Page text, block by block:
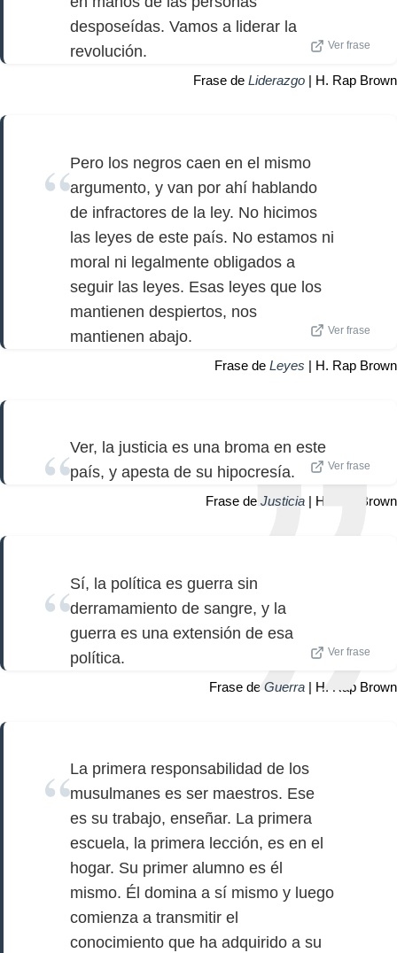
desposeídas. Vamos a liderar la
revolución.
Ver frase
Frase de Liderazgo | H. Rap Brown
Pero los negros caen en el mismo
argumento, y van por ahí hablando
de infractores de la ley. No hicimos
las leyes de este país. No estamos ni
moral ni legalmente obligados a
seguir las leyes. Esas leyes que los
mantienen despiertos, nos
mantienen abajo.
Ver frase
Frase de Leyes | H. Rap Brown
Ver, la justicia es una broma en este
país, y apesta de su hipocresía.
Ver frase
Frase de Justicia | H. Rap Brown
Sí, la política es guerra sin
derramamiento de sangre, y la
guerra es una extensión de esa
política.
Ver frase
Frase de Guerra | H. Rap Brown
La primera responsabilidad de los
musulmanes es ser maestros. Ese
es su trabajo, enseñar. La primera
escuela, la primera lección, es en el
hogar. Su primer alumno es él
mismo. Él domina a sí mismo y luego
comienza a transmitir el
conocimiento que ha adquirido a su